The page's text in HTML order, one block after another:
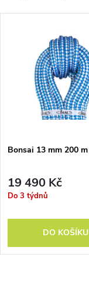
Bonsai 13 mm 200 m
19 490 Kč
Do 3 týdnů
DO KOŠÍKU